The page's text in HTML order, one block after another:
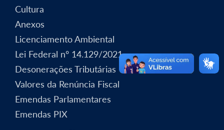
Cultura
Anexos
Licenciamento Ambiental
Lei Federal nº 14.129/2021
Desonerações Tributárias
Valores da Renúncia Fiscal
Emendas Parlamentares
Emendas PIX